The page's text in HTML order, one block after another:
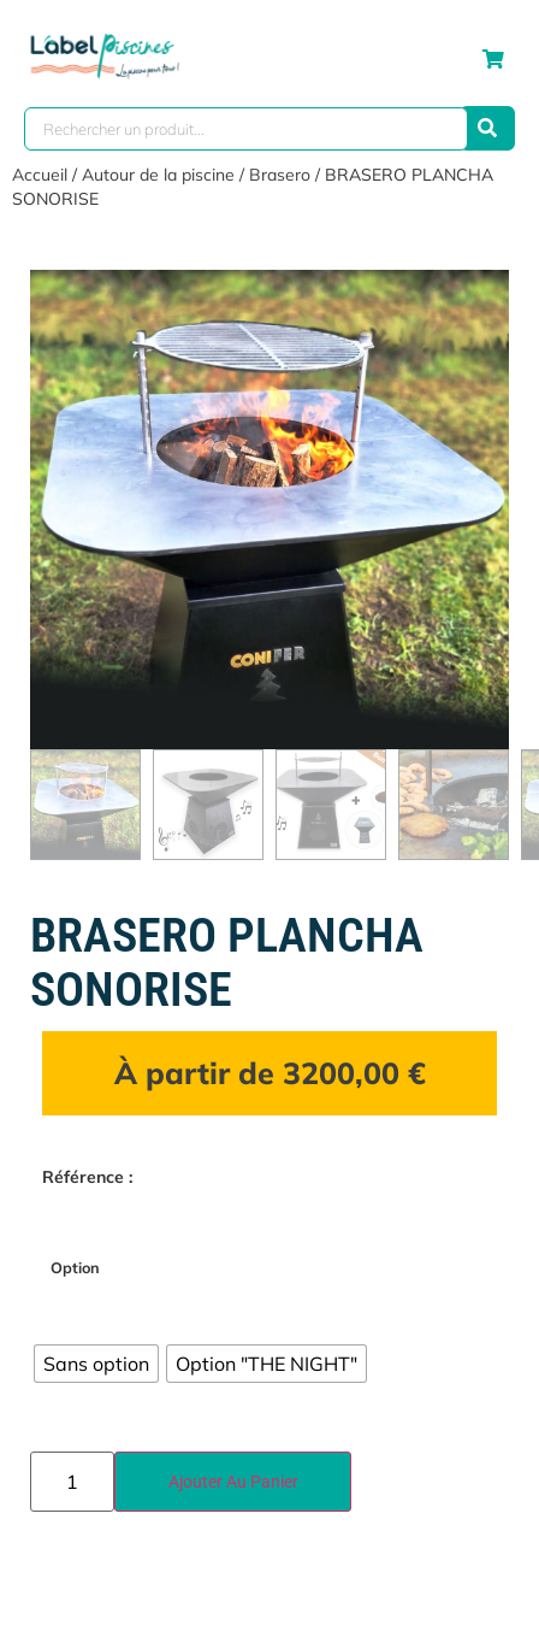
Accueil /Autour de la piscine / Brasero / BRASERO PLANCHA
SONORISE
BRASERO PLANCHA
SONORISE
À partir de 3200,00 €
Référence :
Option
Sans option Option "THE NIGHT"
Ajouter Au Panier